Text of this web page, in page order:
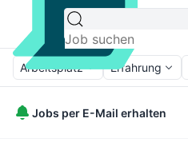
Arbeitsplatz Erfahrung
Jobs per E-Mail erhalten